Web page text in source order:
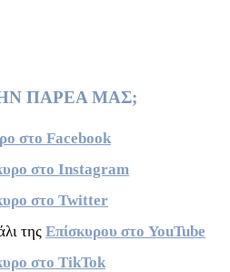
ΠΑΡΕΑ ΜΑΣ;
στο Facebook
στο Instagram
στο Twitter
της Επίσκυρου στο YouTube
στο TikTok